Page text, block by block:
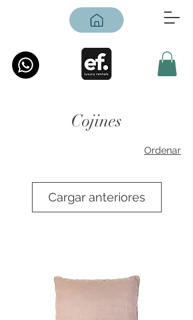
Cojines
Ordenar
Cargar anteriores